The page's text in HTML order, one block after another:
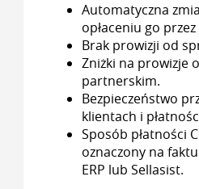
Automatyczna
opłaceniu go
Brak prowizji od
Zniżki na prowizje
partnerskim.
Bezpieczeństwo
klientach i
Sposób płatności
oznaczony na
ERP lub Sellasist.